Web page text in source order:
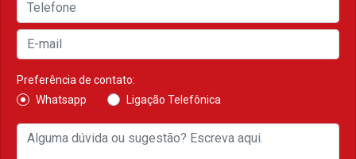
Preferência de contato:
Whatsapp
Ligação Telefônica